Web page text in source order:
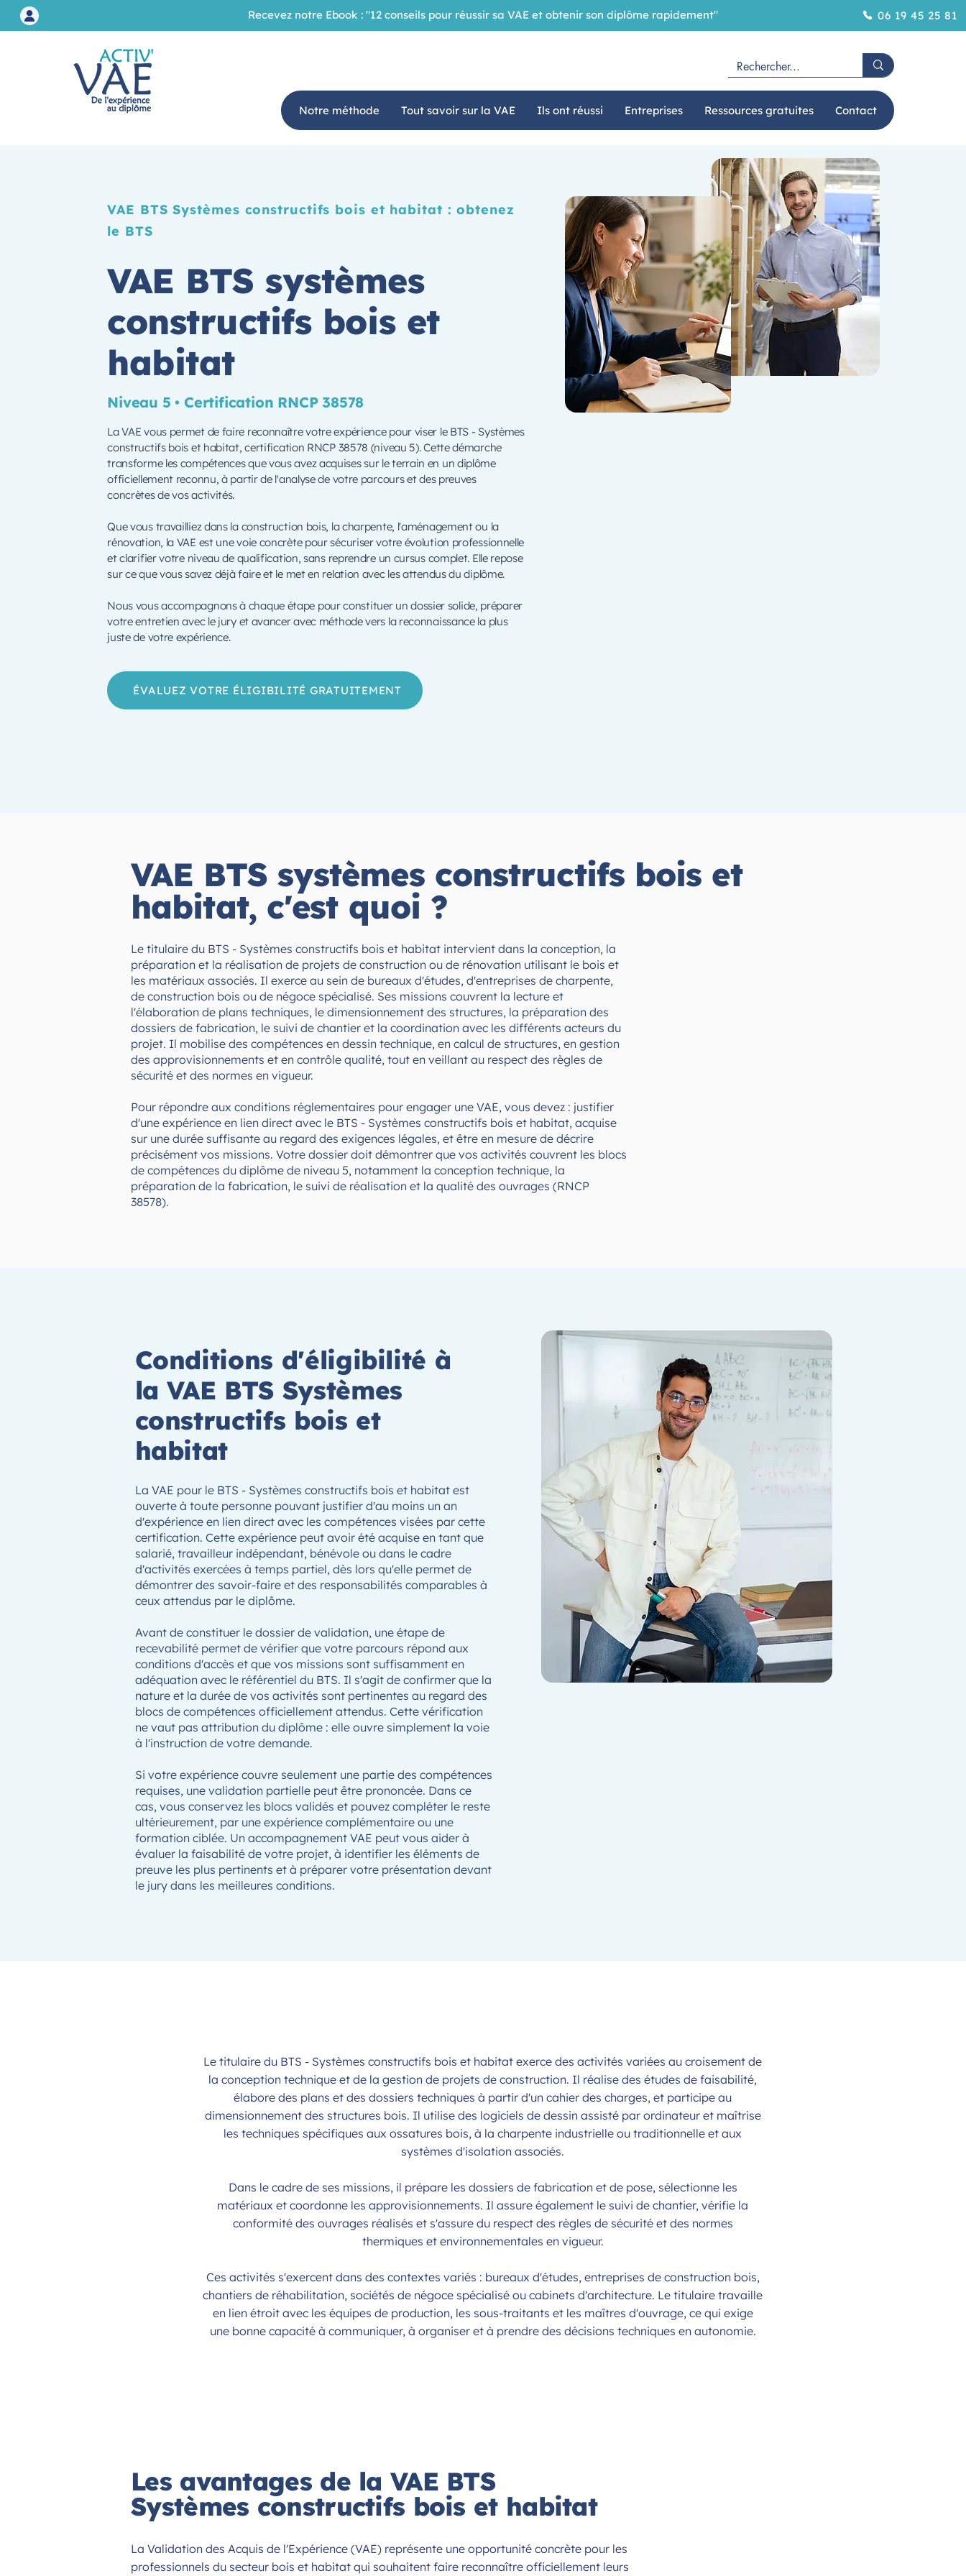
Recevez notre Ebook : "12 conseils pour réussir sa VAE et obtenir son diplôme rapidement" 06 19 45 25 81
Notre méthode Tout savoir sur la VAE Ils ont réussi Entreprises Ressources gratuites Contact
VAE BTS Systèmes constructifs bois et habitat : obtenez
le BTS
VAE BTS systèmes
constructifs bois et
habitat
Niveau 5 • Certification RNCP 38578
La VAE vous permet de faire reconnaître votre expérience pour viser le BTS - Systèmes
constructifs bois et habitat, certification RNCP 38578 (niveau 5). Cette démarche
transforme les compétences que vous avez acquises sur le terrain en un diplôme
officiellement reconnu, à partir de l'analyse de votre parcours et des preuves
concrètes de vos activités.
Que vous travailliez dans la construction bois, la charpente, l'aménagement ou la
rénovation, la VAE est une voie concrète pour sécuriser votre évolution professionnelle
et clarifier votre niveau de qualification, sans reprendre un cursus complet. Elle repose
sur ce que vous savez déjà faire et le met en relation avec les attendus du diplôme.
Nous vous accompagnons à chaque étape pour constituer un dossier solide, préparer
votre entretien avec le jury et avancer avec méthode vers la reconnaissance la plus
juste de votre expérience.
ÉVALUEZ VOTRE ÉLIGIBILITÉ GRATUITEMENT
VAE BTS systèmes constructifs bois et
habitat, c'est quoi ?
Le titulaire du BTS - Systèmes constructifs bois et habitat intervient dans la conception, la
préparation et la réalisation de projets de construction ou de rénovation utilisant le bois et
les matériaux associés. Il exerce au sein de bureaux d'études, d'entreprises de charpente,
de construction bois ou de négoce spécialisé. Ses missions couvrent la lecture et
l'élaboration de plans techniques, le dimensionnement des structures, la préparation des
dossiers de fabrication, le suivi de chantier et la coordination avec les différents acteurs du
projet. Il mobilise des compétences en dessin technique, en calcul de structures, en gestion
des approvisionnements et en contrôle qualité, tout en veillant au respect des règles de
sécurité et des normes en vigueur.
Pour répondre aux conditions réglementaires pour engager une VAE, vous devez : justifier
d'une expérience en lien direct avec le BTS - Systèmes constructifs bois et habitat, acquise
sur une durée suffisante au regard des exigences légales, et être en mesure de décrire
précisément vos missions. Votre dossier doit démontrer que vos activités couvrent les blocs
de compétences du diplôme de niveau 5, notamment la conception technique, la
préparation de la fabrication, le suivi de réalisation et la qualité des ouvrages (RNCP
38578).
Conditions d'éligibilité à
la VAE BTS Systèmes
constructifs bois et
habitat
La VAE pour le BTS - Systèmes constructifs bois et habitat est
ouverte à toute personne pouvant justifier d'au moins un an
d'expérience en lien direct avec les compétences visées par cette
certification. Cette expérience peut avoir été acquise en tant que
salarié, travailleur indépendant, bénévole ou dans le cadre
d'activités exercées à temps partiel, dès lors qu'elle permet de
démontrer des savoir-faire et des responsabilités comparables à
ceux attendus par le diplôme.
Avant de constituer le dossier de validation, une étape de
recevabilité permet de vérifier que votre parcours répond aux
conditions d'accès et que vos missions sont suffisamment en
adéquation avec le référentiel du BTS. Il s'agit de confirmer que la
nature et la durée de vos activités sont pertinentes au regard des
blocs de compétences officiellement attendus. Cette vérification
ne vaut pas attribution du diplôme : elle ouvre simplement la voie
à l'instruction de votre demande.
Si votre expérience couvre seulement une partie des compétences
requises, une validation partielle peut être prononcée. Dans ce
cas, vous conservez les blocs validés et pouvez compléter le reste
ultérieurement, par une expérience complémentaire ou une
formation ciblée. Un accompagnement VAE peut vous aider à
évaluer la faisabilité de votre projet, à identifier les éléments de
preuve les plus pertinents et à préparer votre présentation devant
le jury dans les meilleures conditions.
Le titulaire du BTS - Systèmes constructifs bois et habitat exerce des activités variées au croisement de
la conception technique et de la gestion de projets de construction. Il réalise des études de faisabilité,
élabore des plans et des dossiers techniques à partir d'un cahier des charges, et participe au
dimensionnement des structures bois. Il utilise des logiciels de dessin assisté par ordinateur et maîtrise
les techniques spécifiques aux ossatures bois, à la charpente industrielle ou traditionnelle et aux
systèmes d'isolation associés.
Dans le cadre de ses missions, il prépare les dossiers de fabrication et de pose, sélectionne les
matériaux et coordonne les approvisionnements. Il assure également le suivi de chantier, vérifie la
conformité des ouvrages réalisés et s'assure du respect des règles de sécurité et des normes
thermiques et environnementales en vigueur.
Ces activités s'exercent dans des contextes variés : bureaux d'études, entreprises de construction bois,
chantiers de réhabilitation, sociétés de négoce spécialisé ou cabinets d'architecture. Le titulaire travaille
en lien étroit avec les équipes de production, les sous-traitants et les maîtres d'ouvrage, ce qui exige
une bonne capacité à communiquer, à organiser et à prendre des décisions techniques en autonomie.
Les avantages de la VAE BTS
Systèmes constructifs bois et habitat
La Validation des Acquis de l'Expérience (VAE) représente une opportunité concrète pour les
professionnels du secteur bois et habitat qui souhaitent faire reconnaître officiellement leurs